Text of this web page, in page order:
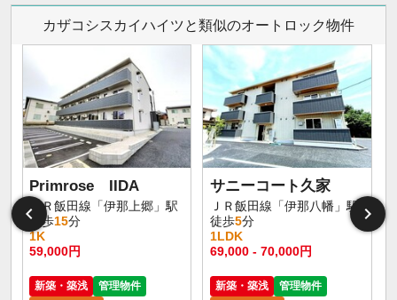
カザコシスカイハイツと類似のオートロック物件
Primrose IIDA
ＪＲ飯田線「伊那上郷」駅
徒歩15分
1K
59,000円
新築・築浅
管理物件
サニーコート久家
ＪＲ飯田線「伊那八幡」駅
徒歩5分
1LDK
69,000 - 70,000円
新築・築浅
管理物件